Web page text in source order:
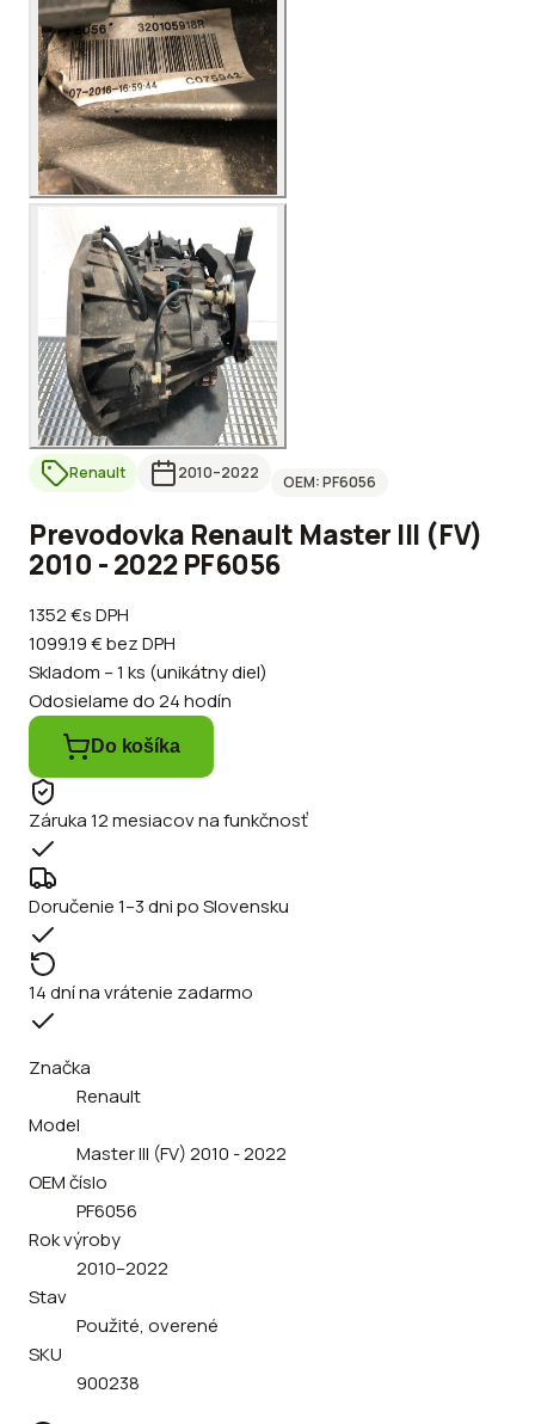
Renault 2010–2022 OEM:PF6056
Prevodovka Renault Master III (FV)
2010 - 2022 PF6056
1352 €s DPH
1099.19 €bez DPH
Skladom – 1 ks (unikátny diel)
Odosielame do 24 hodín
Do košíka
Záruka 12 mesiacov na funkčnosť
Doručenie 1–3 dni po Slovensku
14 dní na vrátenie zadarmo
Značka
Renault
Model
Master III (FV) 2010 - 2022
OEM číslo
PF6056
Rok výroby
2010–2022
Stav
Použité, overené
SKU
900238